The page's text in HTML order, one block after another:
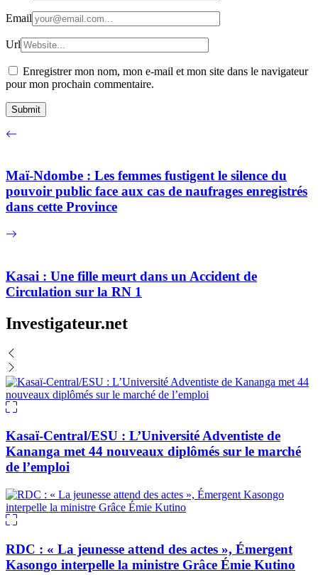
Email
Url
Enregistrer mon nom, mon e-mail et mon site dans le navigateur
pour mon prochain commentaire.
Maï-Ndombe : Les femmes fustigent le silence du
pouvoir public face aux cas de naufrages enregistrés
dans cette Province
Kasai : Une fille meurt dans un Accident de
Circulation sur la RN 1
Investigateur.net
Kasaï-Central/ESU : L’Université Adventiste de
Kananga met 44 nouveaux diplômés sur le marché
de l’emploi
RDC : « La jeunesse attend des actes », Émergent
Kasongo interpelle la ministre Grâce Émie Kutino